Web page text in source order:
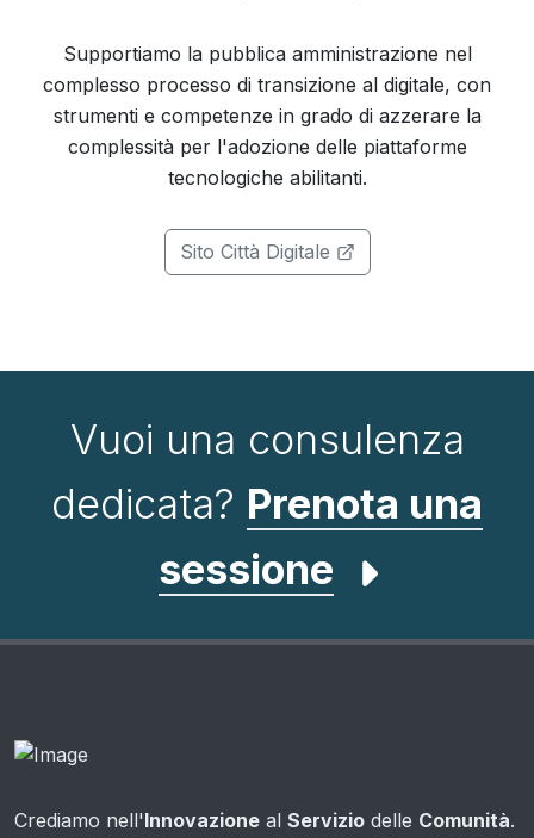
Supportiamo la pubblica amministrazione nel
complesso processo di transizione al digitale, con
strumenti e competenze in grado di azzerare la
complessità per l'adozione delle piattaforme
tecnologiche abilitanti.
Sito Città Digitale
Vuoi una consulenza
dedicata? Prenota una
sessione
Crediamo nell'Innovazione al Servizio delle Comunità.